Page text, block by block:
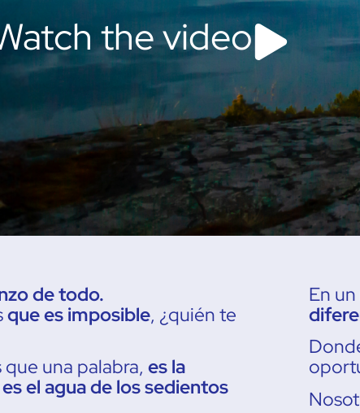
the video
de todo.
que es imposible, ¿quién te
una palabra, es la
el agua de los sedientos
En